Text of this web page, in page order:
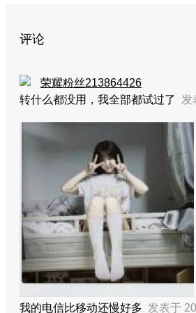
评论
荣耀粉丝213864426
转什么都没用，我全部都试过了 发
我的电信比移动还慢好多 发表于